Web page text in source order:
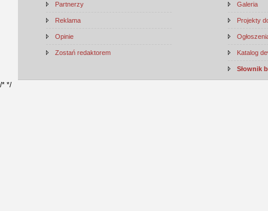
Partnerzy
Reklama
Opinie
Zostań redaktorem
Galeria
Projekty
Katalog
Słownik
/* */